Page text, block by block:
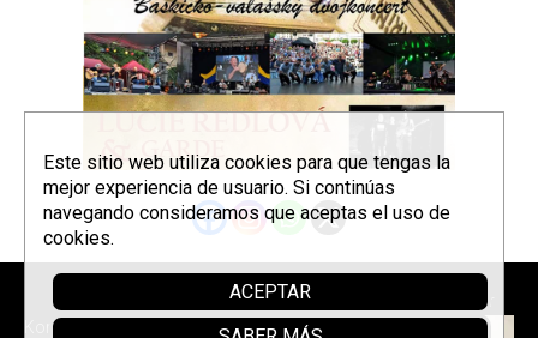
Korrontzi © 2026 - Tel. (+34) 618
Parrainer
Este sitio web utiliza cookies para que tengas la
mejor experiencia de usuario. Si continúas
navegando consideramos que aceptas el uso de
cookies.
ACEPTAR